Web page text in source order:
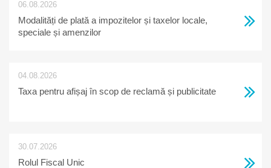
06.08.2026
Modalități de plată a impozitelor și taxelor locale,
speciale și amenzilor
04.08.2026
Taxa pentru afișaj în scop de reclamă și publicitate
30.07.2026
Rolul Fiscal Unic